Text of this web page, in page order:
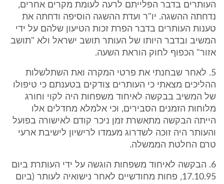
העותרים בדבר הפלייתם לרעה לעומת מקרים אחרים,
נדחתה ההשגה. יו"ר ועדת ההשגה הוסיפה ודחתה את
טענות העותרים בדבר הפרת זכות הטיעון שלהם על ידי
המשיב ובדבר היותו של העותר תושב ישראל ולא "תושב
אזור" הכפוף לחוק הוראת השעה.
5. לאחר שבחנתי את פרטי המקרה ואת השתלשלות
ההליכים מצאתי כי העותרים צודקים בטענתם כי טיפולו
של המשיב בבקשה לאיחוד משפחות היה לקוי וחורג
מלוחות הזמנים הסבירים, וכי אלמלא מחדלים אלו
הייתה הבקשה מתאשרת זמן ניכר קודם לאישורה בפועל
והעותר היה זוכה לשדרוג מעמדו לרישיון לישיבת ארעי
טרם החלטת הממשלה.
6. הבקשה לאיחוד משפחות הוגשה על ידי העותרת ביום
17.10.95, פחות מחודשיים לאחר נישואיה לעותר (ביום